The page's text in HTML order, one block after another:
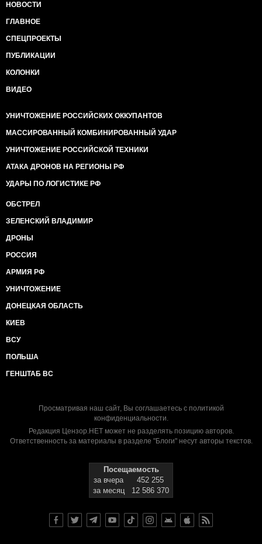
НОВОСТИ
ГЛАВНОЕ
СПЕЦПРОЕКТЫ
ПУБЛИКАЦИИ
КОЛОНКИ
ВИДЕО
УНИЧТОЖЕНИЕ РОССИЙСКИХ ОККУПАНТОВ
МАССИРОВАННЫЙ КОМБИНИРОВАННЫЙ УДАР
УНИЧТОЖЕНИЕ РОССИЙСКОЙ ТЕХНИКИ
АТАКА ДРОНОВ НА РЕГИОНЫ РФ
УДАРЫ ПО ЛОГИСТИКЕ РФ
ОБСТРЕЛ
ЗЕЛЕНСКИЙ ВЛАДИМИР
ДРОНЫ
РОССИЯ
АРМИЯ РФ
УНИЧТОЖЕНИЕ
ДОНЕЦКАЯ ОБЛАСТЬ
КИЕВ
ВСУ
ПОЛЬША
ГЕНШТАБ ВС
Просматривая наш сайт, Вы соглашаетесь с политикой
конфиденциальности.
Редакция Цензор.НЕТ может не разделять позицию авторов.
Ответственность за материалы в разделе "Блоги" несут авторы текстов.
Посещаемость
за вчера
452 255
за месяц
12 586 370